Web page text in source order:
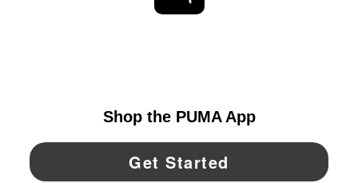
YouTube Twitter Pinterest